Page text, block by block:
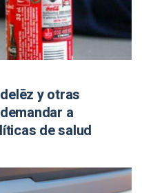
y otras
a
de salud